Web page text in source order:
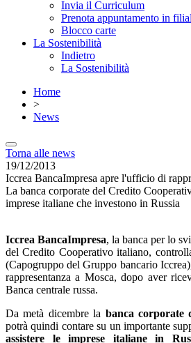
Invia il Curriculum
Prenota appuntamento in
Blocco carte
La Sostenibilità
Indietro
La Sostenibilità
Home
>
News
Torna alle news
19/12/2013
Iccrea BancaImpresa apre l'ufficio di
La banca corporate del Credito
imprese italiane che investono in Russia
Iccrea BancaImpresa, la banca per lo
del Credito Cooperativo italiano,
(Capogruppo del Gruppo bancario
rappresentanza a Mosca, dopo aver
Banca centrale russa.
Da metà dicembre la banca corporate
potrà quindi contare su un importante
assistere le imprese italiane in